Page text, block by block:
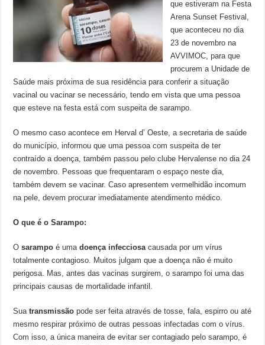
que estiveram na Festa
Arena Sunset Festival,
que aconteceu no dia
23 de novembro na
AVVIMOC, para que
procurem a Unidade de
Saúde mais próxima de sua residência para conferir a situação
vacinal ou vacinar se necessário, tendo em vista que uma pessoa
que esteve na festa está com suspeita de sarampo.
O mesmo caso acontece em Herval d’ Oeste, a secretaria de saúde
do município, informou que uma pessoa com suspeita de ter
contraído a doença, também passou pelo clube Hervalense no dia 24
de novembro. Pessoas que frequentaram o espaço neste dia,
também devem se vacinar. Caso apresentem vermelhidão incomum
na pele, devem procurar imediatamente atendimento médico.
O que é o Sarampo:
Osarampo é umadoença infecciosacausada por um vírus
totalmente contagioso. Muitos julgam que a doença não é muito
perigosa. Mas, antes das vacinas surgirem, o sarampo foi uma das
principais causas de mortalidade infantil.
Suatransmissão pode ser feita através de tosse, fala, espirro ou até
mesmo respirar próximo de outras pessoas infectadas com o vírus.
Com isso, a única maneira de evitar ser contagiado pelo sarampo, é